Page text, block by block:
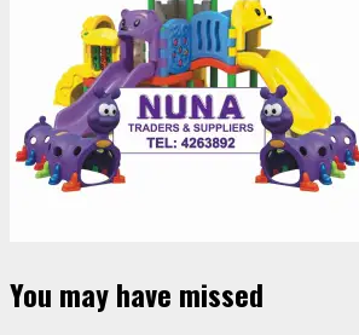
You may have missed